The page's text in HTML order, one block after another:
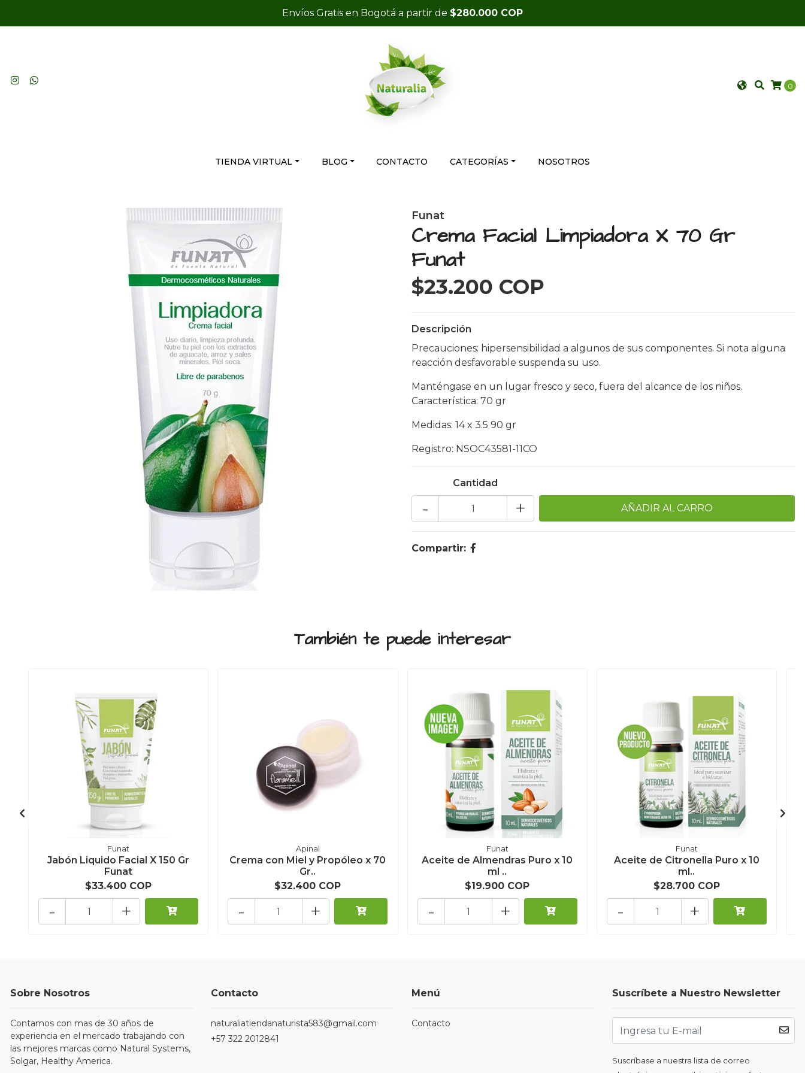
Envíos Gratis en Bogotá a partir de $280.000 COP
0
TIENDA VIRTUAL BLOG CONTACTO CATEGORÍAS NOSOTROS
Funat
Crema Facial Limpiadora X 70 Gr
Funat
$23.200 COP
Descripción
Precauciones: hipersensibilidad a algunos de sus componentes. Si nota alguna
reacción desfavorable suspenda su uso.
Manténgase en un lugar fresco y seco, fuera del alcance de los niños.
Característica: 70 gr
Medidas: 14 x 3.5 90 gr
Registro: NSOC43581-11CO
Cantidad
+
-
Compartir:
También te puede interesar
Funat
Jabón Liquido Facial X 150 Gr
Funat
$33.400 COP
+
-
Apinal
Crema con Miel y Propóleo x 70
Gr..
$32.400 COP
+
-
Funat
Aceite de Almendras Puro x 10
ml ..
$19.900 COP
+
-
Funat
Aceite de Citronella Puro x 10
ml..
$28.700 COP
+
-
Sobre Nosotros
Contamos con mas de 30 años de
experiencia en el mercado trabajando con
las mejores marcas como Natural Systems,
Solgar, Healthy America.
Contacto
naturaliatiendanaturista583@gmail.com
+57 322 2012841
Menú
Contacto
Suscríbete a Nuestro Newsletter
Suscríbase a nuestra lista de correo